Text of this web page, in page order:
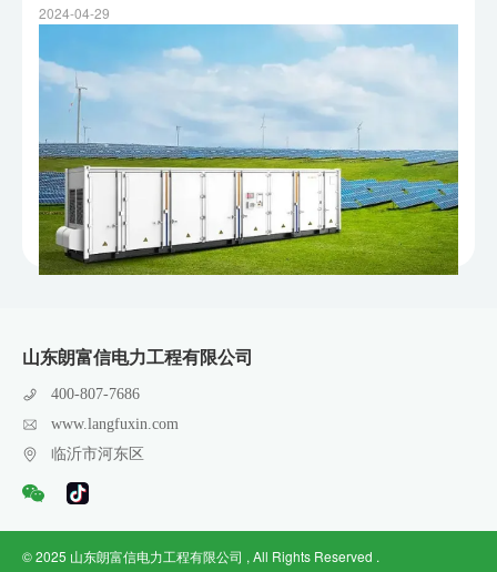
2024-04-29
山东朗富信电力工程有限公司
400-807-7686
www.langfuxin.com
临沂市河东区
© 2025 山东朗富信电力工程有限公司 , All Rights Reserved .